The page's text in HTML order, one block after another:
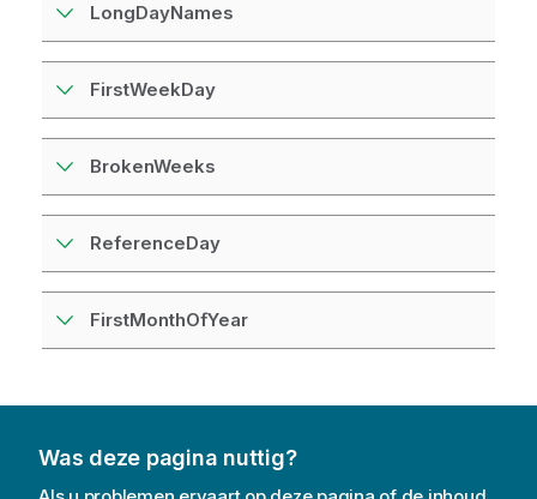
LongDayNames
FirstWeekDay
BrokenWeeks
ReferenceDay
FirstMonthOfYear
Was deze pagina nuttig?